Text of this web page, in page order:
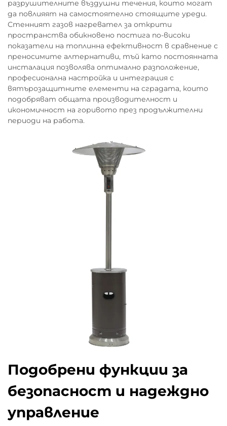
разрушителните въздушни течения, които могат
да повлияят на самостоятелно стоящите уреди.
Стенният газов нагревател за открити
пространства обикновено постига по-високи
показатели на топлинна ефективност в сравнение с
преносимите алтернативи, тъй като постоянната
инсталация позволява оптимално разположение,
професионална настройка и интеграция с
вятърозащитните елементи на сградата, които
подобряват общата производителност и
икономичност на горивото през продължителни
периоди на работа.
Подобрени функции за
безопасност и надеждно
управление